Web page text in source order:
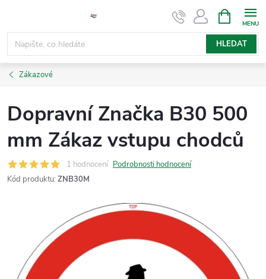
obsah
HLEDAT
NÁKUPNÍ
KOŠÍK
Zákazové
Dopravní Značka B30 500
mm Zákaz vstupu chodců
1 hodnocení Podrobnosti hodnocení
Kód produktu: ZNB30M